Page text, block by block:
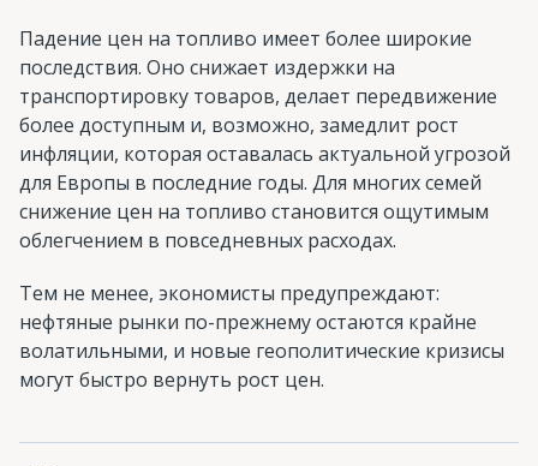
Падение цен на топливо имеет более широкие
последствия. Оно снижает издержки на
транспортировку товаров, делает передвижение
более доступным и, возможно, замедлит рост
инфляции, которая оставалась актуальной угрозой
для Европы в последние годы. Для многих семей
снижение цен на топливо становится ощутимым
облегчением в повседневных расходах.
Тем не менее, экономисты предупреждают:
нефтяные рынки по-прежнему остаются крайне
волатильными, и новые геополитические кризисы
могут быстро вернуть рост цен.